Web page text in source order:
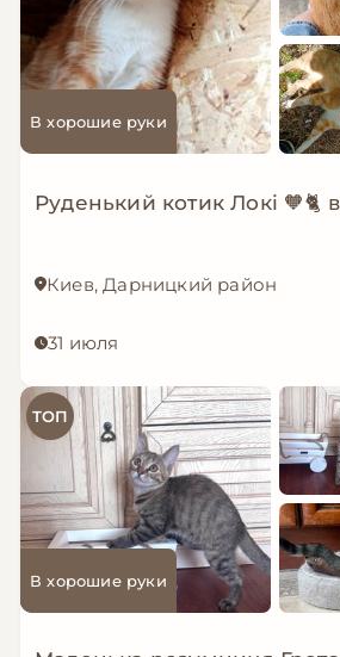
В хорошие руки
Киев, Дарницкий район
31 июля
ТОП
В хорошие руки